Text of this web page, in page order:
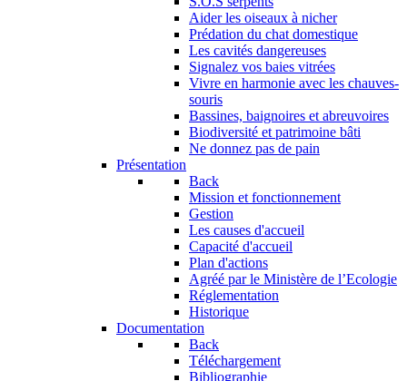
Aider les oiseaux à nicher
Prédation du chat domestique
Les cavités dangereuses
Signalez vos baies vitrées
Vivre en harmonie avec les chauves-
souris
Bassines, baignoires et abreuvoires
Biodiversité et patrimoine bâti
Ne donnez pas de pain
Présentation
Back
Mission et fonctionnement
Gestion
Les causes d'accueil
Capacité d'accueil
Plan d'actions
Agréé par le Ministère de l’Ecologie
Réglementation
Historique
Documentation
Back
Téléchargement
Bibliographie